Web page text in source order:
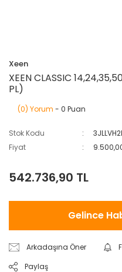
Xeen
XEEN CLASSIC
PL)
(0) Yorum - 0 Puan
Stok Kodu
Fiyat
542.736,90 TL
Gelince
Arkadaşına Öner
Paylaş